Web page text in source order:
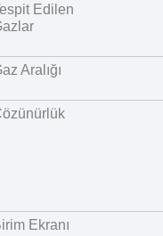
Edilen
Aralığı
Ekranı